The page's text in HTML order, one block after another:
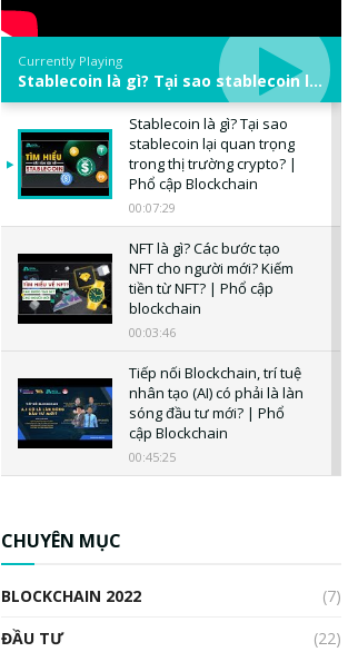
Currently Playing
Stablecoin là gì? Tại sao stablecoin lại quan trọng trong thị trường crypto? | Phổ cập Blockchain
Stablecoin là gì? Tại sao
stablecoin lại quan trọng
trong thị trường crypto? |
Phổ cập Blockchain
00:07:29
NFT là gì? Các bước tạo
NFT cho người mới? Kiếm
tiền từ NFT? | Phổ cập
blockchain
00:03:46
Tiếp nối Blockchain, trí tuệ
nhân tạo (AI) có phải là làn
sóng đầu tư mới? | Phổ
cập Blockchain
00:45:25
CHUYÊN MỤC
BLOCKCHAIN 2022
(7)
ĐẦU TƯ
(22)